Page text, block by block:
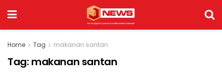
Home Tag makanan santan
Tag: makanan santan